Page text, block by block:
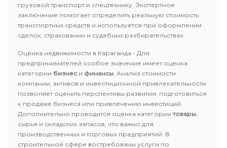
грузовой транспорт и спецтехнику. Экспертное
заключение помогает определить реальную стоимость
транспортных средств и используется при оформлении
сделок, страховании и судебных разбирательствах.
Оценка недвижимости в Караганда - Для
предпринимателей особое значение имеет оценка
категории бизнес и финансы. Анализ стоимости
компании, активов и инвестиционной привлекательности
позволяет оценить перспективы развития, подготовиться
к продаже бизнеса или привлечению инвестиций.
Дополнительно проводится оценка категориитовары,
сырья и складских запасов, что важно для
производственных и торговых предприятий. В
строительной сфере востребованы услуги по